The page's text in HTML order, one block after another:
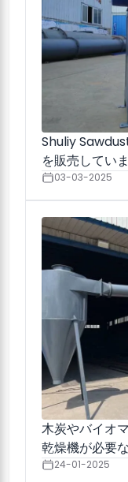
Shuliy
を販売してい
03-03-2025
木炭やバイオ
乾燥機が必要
24-01-2025